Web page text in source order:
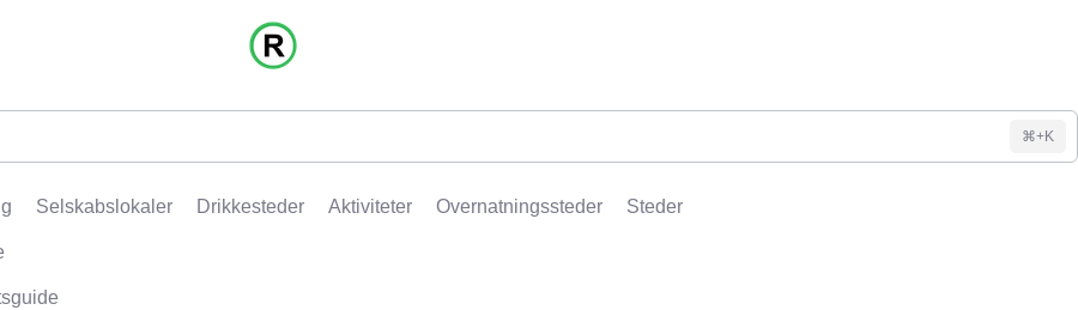
⌘+K
Selskabslokaler Drikkesteder Aktiviteter Overnatningssteder Steder